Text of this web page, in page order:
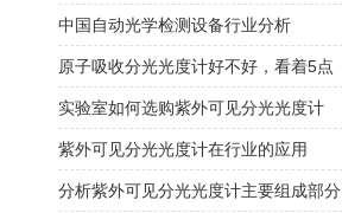
中国自动光学检测设备行业分析
原子吸收分光光度计好不好，看着5点
实验室如何选购紫外可见分光光度计
紫外可见分光光度计在行业的应用
分析紫外可见分光光度计主要组成部分